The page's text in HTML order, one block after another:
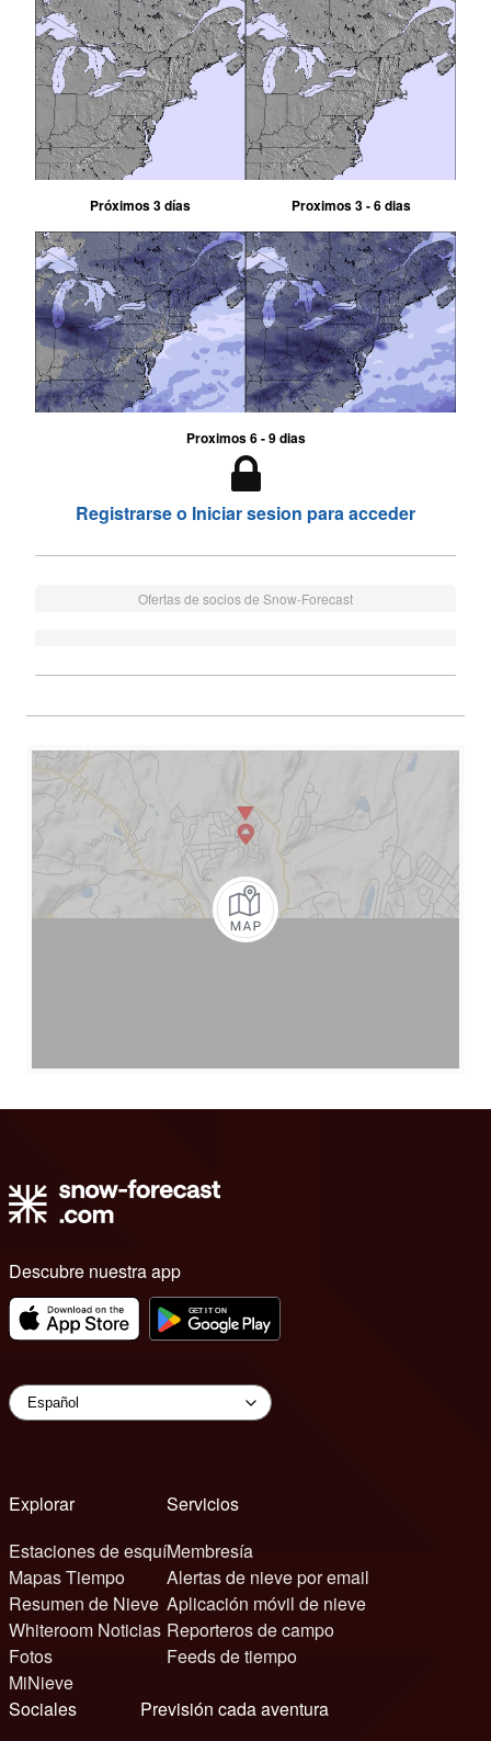
Próximos 3 días Proximos 3 - 6 dias
Proximos 6 - 9 dias
Registrarse o Iniciar sesion para acceder
Ofertas de socios de Snow-Forecast
Descubre nuestra app
Explorar
Estaciones de esquí
Mapas Tiempo
Resumen de Nieve
Whiteroom Noticias
Fotos
MiNieve
Servicios
Membresía
Alertas de nieve por email
Aplicación móvil de nieve
Reporteros de campo
Feeds de tiempo
Sociales
Previsión cada aventura